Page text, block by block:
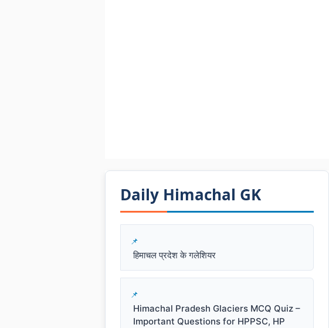
Daily Himachal GK​​
हिमाचल प्रदेश के गलेशियर
Himachal Pradesh Glaciers MCQ Quiz –
Important Questions for HPPSC, HP